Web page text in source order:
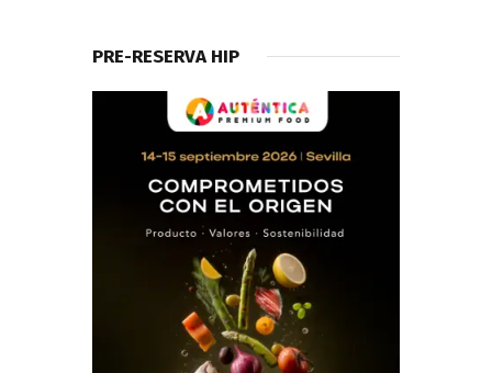
PRE-RESERVA HIP